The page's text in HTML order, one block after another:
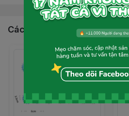
Các sản phẩm, dịch vụ khác